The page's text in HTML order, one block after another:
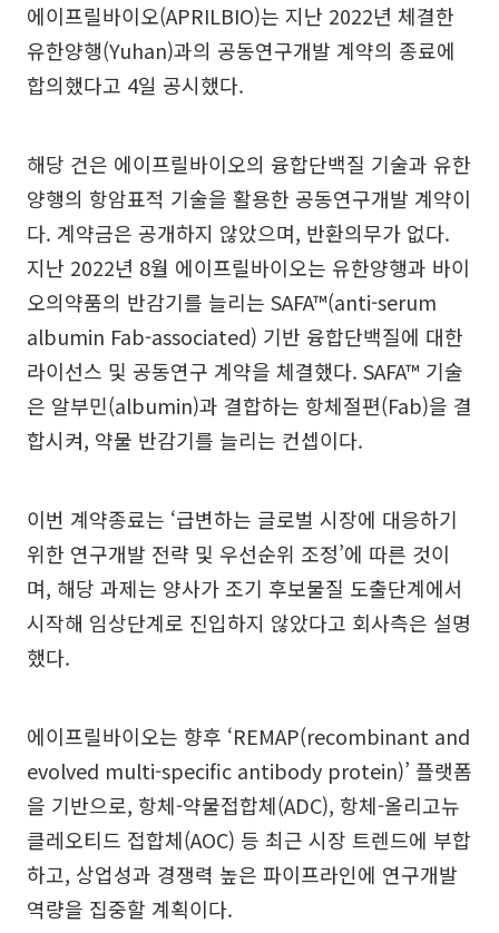
에이프릴바이오(APRILBIO)는 지난 2022년 체결한
유한양행(Yuhan)과의 공동연구개발 계약의 종료에
합의했다고 4일 공시했다.
해당 건은 에이프릴바이오의 융합단백질 기술과 유한
양행의 항암표적 기술을 활용한 공동연구개발 계약이
다. 계약금은 공개하지 않았으며, 반환의무가 없다.
지난 2022년 8월 에이프릴바이오는 유한양행과 바이
오의약품의 반감기를 늘리는 SAFA™(anti-serum
albumin Fab-associated) 기반 융합단백질에 대한
라이선스 및 공동연구 계약을 체결했다. SAFA™ 기술
은 알부민(albumin)과 결합하는 항체절편(Fab)을 결
합시켜, 약물 반감기를 늘리는 컨셉이다.
이번 계약종료는 ‘급변하는 글로벌 시장에 대응하기
위한 연구개발 전략 및 우선순위 조정’에 따른 것이
며, 해당 과제는 양사가 조기 후보물질 도출단계에서
시작해 임상단계로 진입하지 않았다고 회사측은 설명
했다.
에이프릴바이오는 향후 ‘REMAP(recombinant and
evolved multi-specific antibody protein)’ 플랫폼
을 기반으로, 항체-약물접합체(ADC), 항체-올리고뉴
클레오티드 접합체(AOC) 등 최근 시장 트렌드에 부합
하고, 상업성과 경쟁력 높은 파이프라인에 연구개발
역량을 집중할 계획이다.